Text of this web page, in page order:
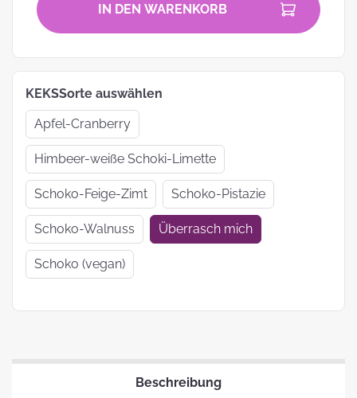
IN DEN WARENKORB
KEKSSorte auswählen
Apfel-Cranberry
Himbeer-weiße Schoki-Limette
Schoko-Feige-Zimt Schoko-Pistazie
Schoko-Walnuss Überrasch mich
Schoko (vegan)
Beschreibung